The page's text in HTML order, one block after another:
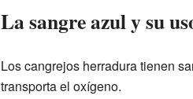
La sangre azul y su
Los cangrejos herradura tienen
transporta el oxígeno.